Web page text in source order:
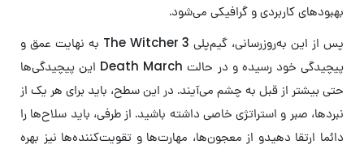
بهبودهای کاربردی و گرافیکی می‌شود.
پس از این به‌روزرسانی، گیم‌پلی The Witcher 3 به نهایت عمق و
پیچیدگی خود رسیده و در حالت Death March این پیچیدگی‌ها
حتی بیشتر از قبل به چشم می‌آیند. در این سطح، باید برای هر یک از
نبردها، صبر و استراتژی خاصی داشته باشید. از طرفی، باید سلاح‌ها را
دائما ارتقا دهیدو از معجون‌ها، مهارت‌ها و تقویت‌کننده‌ها نیز بهره